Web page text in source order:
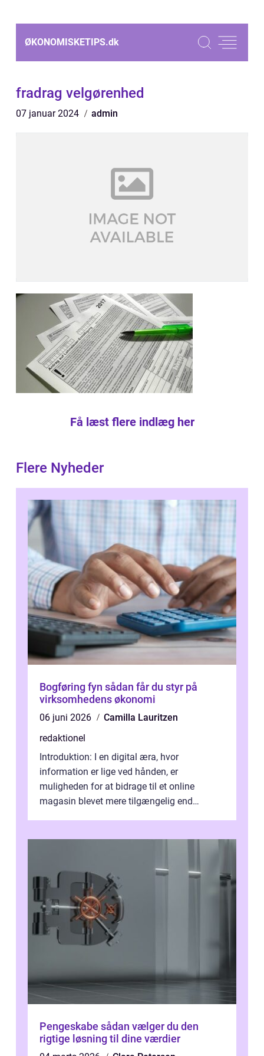
ØKONOMISKETIPS.dk
fradrag velgørenhed
07 januar 2024 admin
Få læst flere indlæg her
Flere Nyheder
Bogføring fyn sådan får du styr på
virksomhedens økonomi
06 juni 2026
Camilla Lauritzen
redaktionel
Introduktion: I en digital æra, hvor
information er lige ved hånden, er
muligheden for at bidrage til et online
magasin blevet mere tilgængelig end
Pengeskabe sådan vælger du den
rigtige løsning til dine værdier